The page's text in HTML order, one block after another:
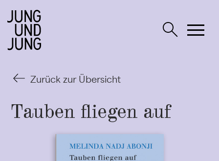
Zurück zur Übersicht
Tauben fliegen auf